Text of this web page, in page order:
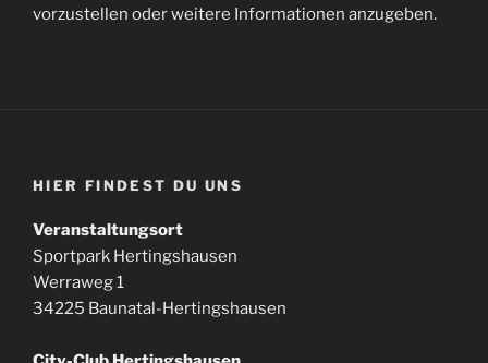
vorzustellen oder weitere Informationen anzugeben.
HIER FINDEST DU UNS
Veranstaltungsort
Sportpark Hertingshausen
Werraweg 1
34225 Baunatal-Hertingshausen